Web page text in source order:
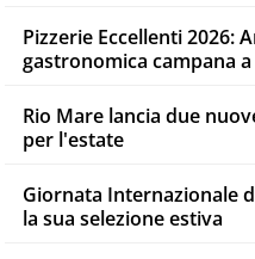
Pizzerie Eccellenti 2026:
gastronomica campana a
Rio Mare lancia due
per l'estate
Giornata Internazionale
la sua selezione estiva